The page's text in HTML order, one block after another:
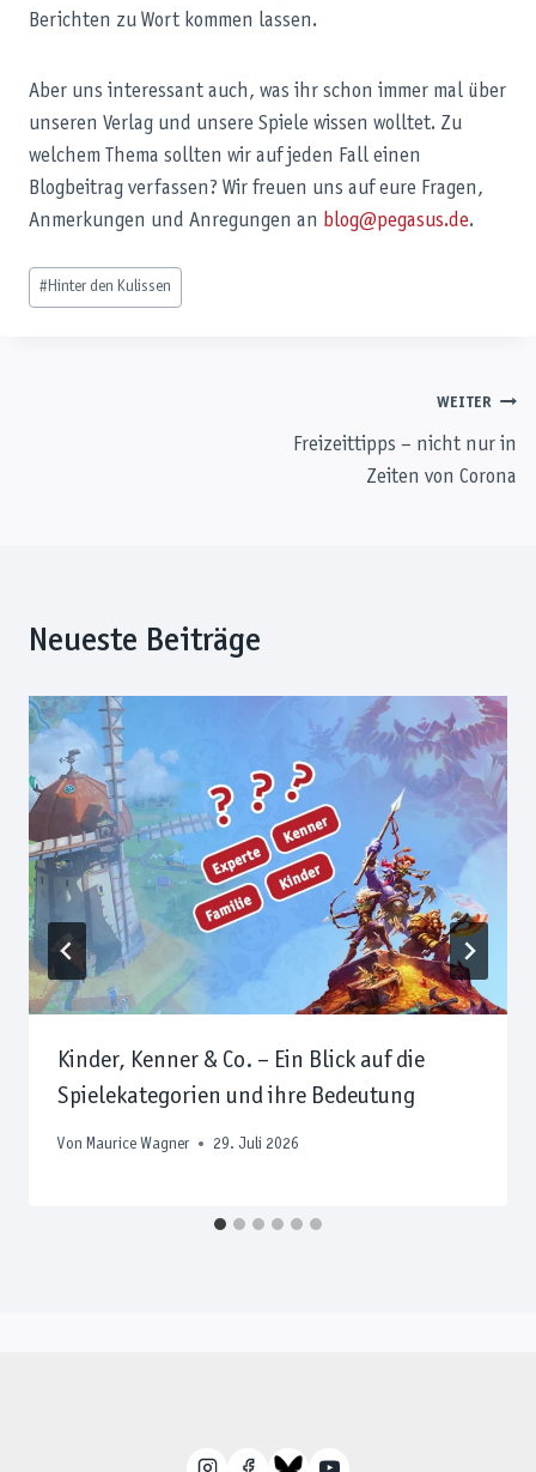
Berichten zu Wort kommen lassen.
Aber uns interessant auch, was ihr schon immer mal über
unseren Verlag und unsere Spiele wissen wolltet. Zu
welchem Thema sollten wir auf jeden Fall einen
Blogbeitrag verfassen? Wir freuen uns auf eure Fragen,
Anmerkungen und Anregungen an blog@pegasus.de.
Schlagworte:
# Hinter den Kulissen
WEITER
Freizeittipps – nicht nur in
Zeiten von Corona
Neueste Beiträge
Kinder, Kenner & Co. – Ein Blick auf die
Spielekategorien und ihre Bedeutung
Von Maurice Wagner 29. Juli 2026